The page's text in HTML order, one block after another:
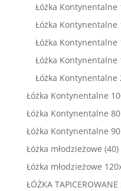
Łóżka Kontynentalne
Łóżka Kontynentalne
Łóżka Kontynentalne
Łóżka Kontynentalne
Łóżka Kontynentalne
Łóżka Kontynentalne
Łóżka Kontynentalne
Łóżka Kontynentalne
Łóżka młodzieżowe 4040
Łóżka młodzieżowe
ŁÓŻKA TAPICEROWANE